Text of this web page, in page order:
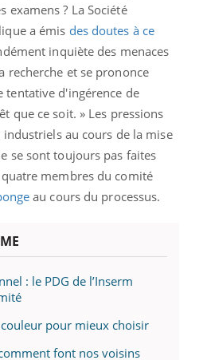
examens ? La Société
a émis des doutes à ce
inquiète des menaces
recherche et se prononce
d'ingérence de
que ce soit. » Les pressions
au cours de la mise
se sont toujours pas faites
membres du comité
au cours du processus.
: le PDG de l’Inserm
pour mieux choisir
font nos voisins